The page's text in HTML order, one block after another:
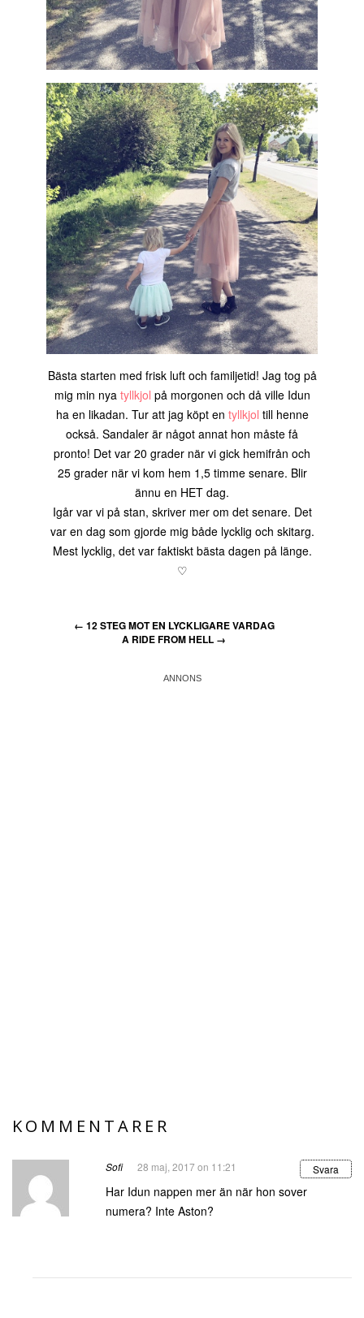
Bästa starten med frisk luft och familjetid! Jag tog på
mig min nya tyllkjol på morgonen och då ville Idun
ha en likadan. Tur att jag köpt en tyllkjol till henne
också. Sandaler är något annat hon måste få
pronto! Det var 20 grader när vi gick hemifrån och
25 grader när vi kom hem 1,5 timme senare. Blir
ännu en HET dag.
Igår var vi på stan, skriver mer om det senare. Det
var en dag som gjorde mig både lycklig och skitarg.
Mest lycklig, det var faktiskt bästa dagen på länge.
♡
← 12 STEG MOT EN LYCKLIGARE VARDAG
A RIDE FROM HELL →
KOMMENTARER
Sofi 28 maj, 2017 on 11:21 Svara
Har Idun nappen mer än när hon sover
numera? Inte Aston?